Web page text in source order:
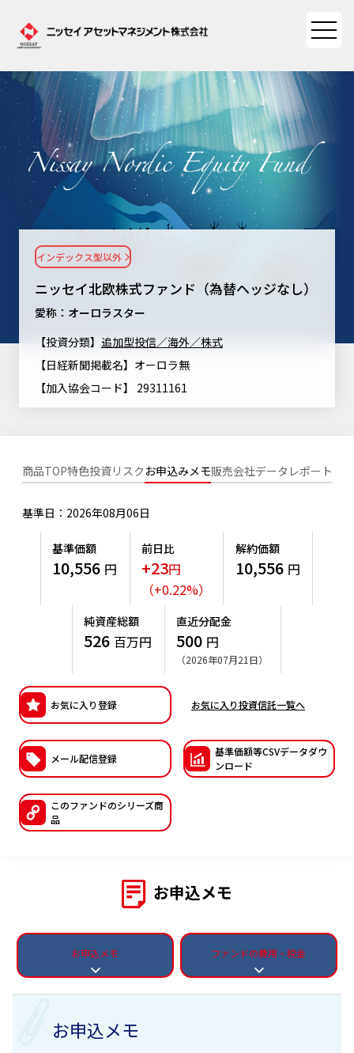
ファンド情報
ファンド情報TOP
基準価額一覧
ファンド検索
ファンド比較
決算カレンダー
海外休日カレンダー
投資信託新商品のご案内
投資信託償還商品のご案内
有価証券届出書の効力の発生の有無について
こだわりのインデックスファンド 購入・換金手数料なしシ
確定拠出年金について
確定拠出年金制度について
確定拠出年金での商品の選び方について
マーケット情報
マーケット情報TOP
マーケット指数
マーケットレポート
大関 洋の「十字路」
コラム
ファンドレポート
資産形成ポータル
資産形成ポータルTOP
Nダイレクト
投資の教室
サステナビリティ
サステナビリティTOP
サステナビリティ経営
SDGsとは？
サステナビリティ経営基本方針
サステナビリティ推進体制
ニッセイアセットの重要課題
サステナビリティへの取り組み
サステナビリティレポート
日本版スチュワードシップ・コードへの対応
議決権行使について
国内株式議決権行使の方針と判断基準
サステナビリティレポート等
ニッセイアセットについて
ニッセイアセットについてTOP
会社情報
受賞歴
方針・その他開示情報
採用情報
公式キャラクターのご紹介
最新情報
資産形成はじめるなら
ニッセイ北欧株式ファンド（為替ヘッジなし）
愛称：オーロラスター
インデックス型以外
【投資分類】 追加型投信／海外／株式
【日経新聞掲載名】オーロラ無
【加入協会コード】 29311161
商品TOP特色投資リスク お申込みメモ販売会社データ レポート
基準日：2026年08月06日
基準価額
10,556 円
前日比
+23円
（+0.22%）
解約価額
10,556 円
純資産総額
526 百万円
直近分配金
500 円
（2026年07月21日）
お気に入り登録 お気に入り投資信託一覧へ
メール配信登録
基準価額等CSVデータダウ
ンロード
このファンドのシリーズ商
品
お申込メモ
お申込メモ ファンドの費用・税金
お申込メモ